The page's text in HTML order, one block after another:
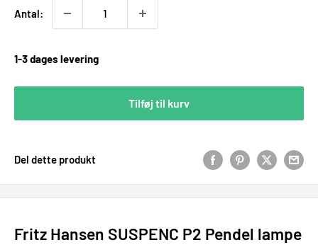
Antal:
1-3 dages levering
Tilføj til kurv
Del dette produkt
Fritz Hansen SUSPENC P2 Pendel lampe